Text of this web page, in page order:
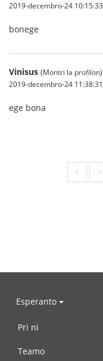
2019-decembro-24 10:15:33
bonege
Vinisus (Montri la profilon)
2019-decembro-24 11:38:31
ege bona
« <
Esperanto
Pri ni
Teamo